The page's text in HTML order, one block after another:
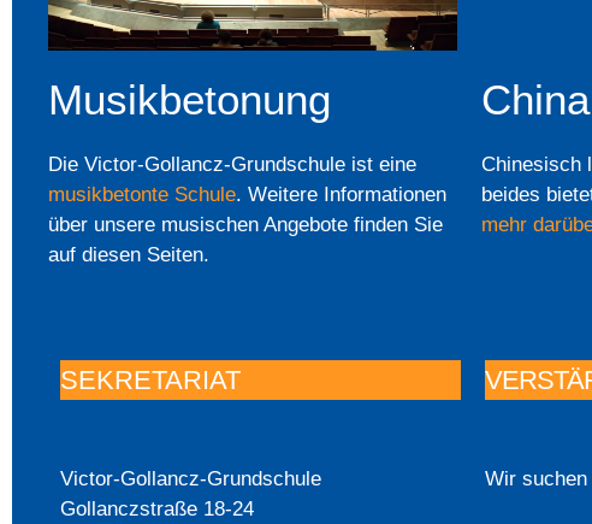
Musikbetonung
Die Victor-Gollancz-Grundschule ist eine
musikbetonte Schule. Weitere Informationen
über unsere musischen Angebote finden Sie
auf diesen Seiten.
China
Chinesisch
beides
mehr
SEKRETARIAT
Victor-Gollancz-Grundschule
Gollanczstraße 18-24
Wir suchen